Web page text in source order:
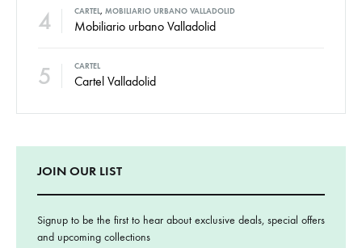
4 CARTEL, MOBILIARIO URBANO VALLADOLID
Mobiliario urbano Valladolid
5 CARTEL
Cartel Valladolid
JOIN OUR LIST
Signup to be the first to hear about exclusive deals, special offers
and upcoming collections